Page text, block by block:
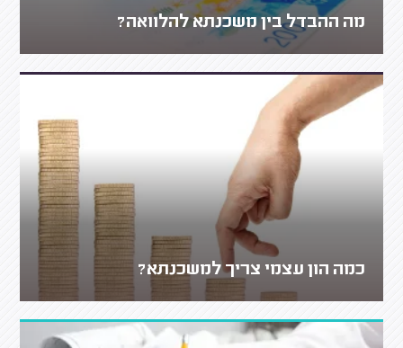
מה ההבדל בין משכנתא להלוואה?
כמה הון עצמי צריך למשכנתא?